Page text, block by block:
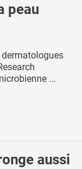
peau
dermatologues
...
aussi